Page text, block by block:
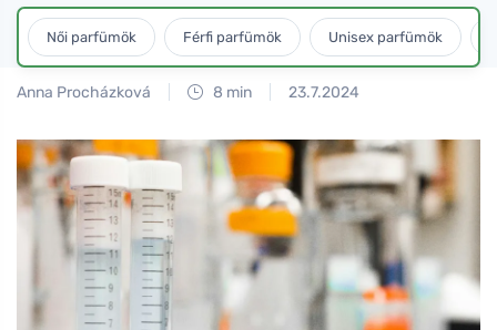
Női parfümök Férfi parfümök Unisex parfümök
Anna Procházková 8 min 23.7.2024